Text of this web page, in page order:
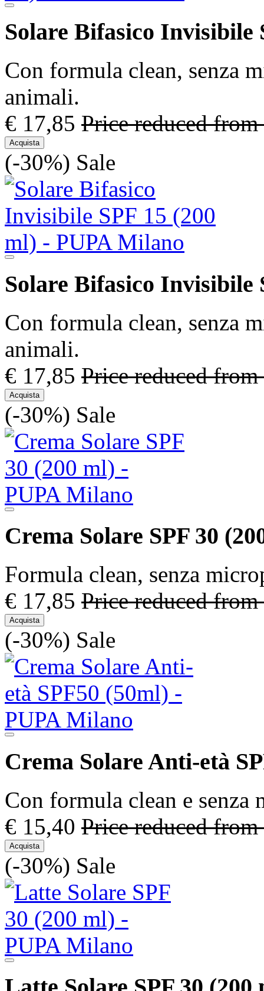
Solare Bifasico Invisibile
Con formula clean, senza
animali.
€ 17,85 Price reduced from
Acquista
(-30%) Sale
Solare Bifasico Invisibile
Con formula clean, senza
animali.
€ 17,85 Price reduced from
Acquista
(-30%) Sale
Crema Solare SPF 30
Formula clean, senza
€ 17,85 Price reduced from
Acquista
(-30%) Sale
Crema Solare Anti-età
Con formula clean e senza
€ 15,40 Price reduced from
Acquista
(-30%) Sale